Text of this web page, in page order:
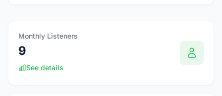
Monthly Listeners
9
See details